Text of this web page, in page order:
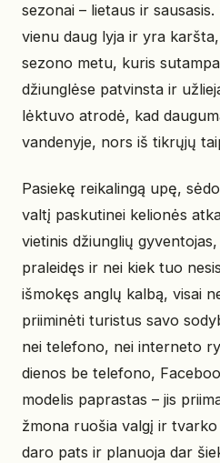
sezonai – lietaus ir
vienu daug lyja ir yra
sezono metu, kuris
džiunglėse patvinsta ir
lėktuvo atrodė, kad
vandenyje, nors iš tikrųjų
Pasiekę reikalingą upę,
valtį paskutinei kelionės
vietinis džiunglių
praleidęs ir nei kiek tuo
išmokęs anglų kalbą, visai
priiminėti turistus savo
nei telefono, nei interneto
dienos be telefono,
modelis paprastas – jis
žmona ruošia valgį ir
daro pats ir planuoja dar